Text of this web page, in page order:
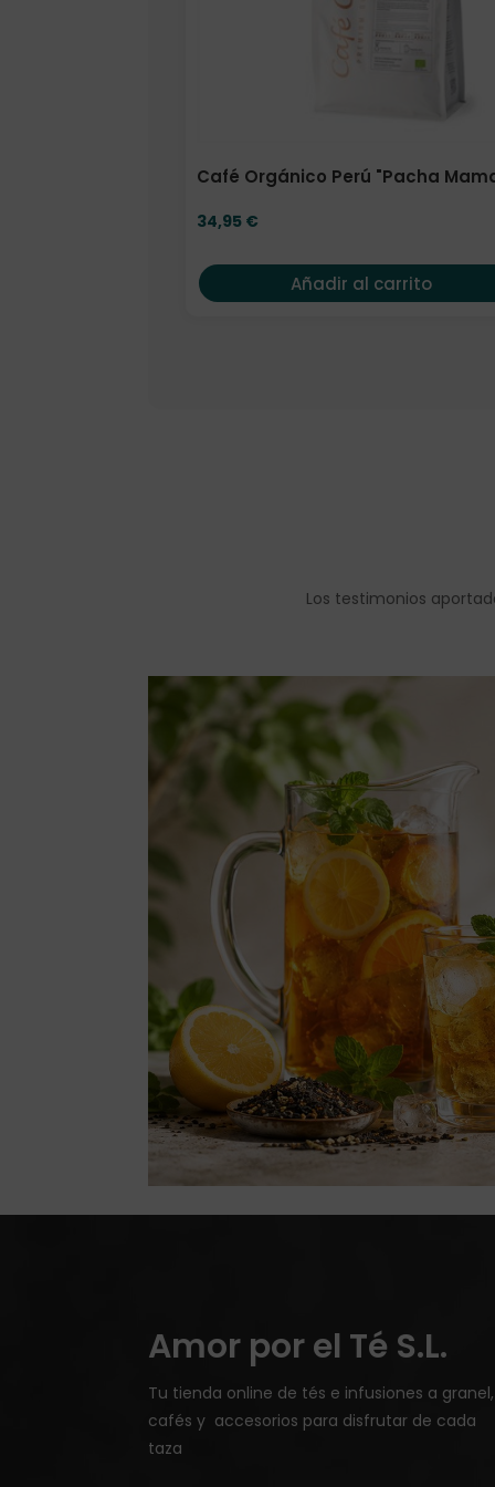
Café Orgánico Perú "Pacha
34,95 €
Añadir al carrito
Los testimonios
Amor por el Té S.L.
Tu tienda online de tés e infusiones a granel,
cafés y accesorios para disfrutar de cada
taza